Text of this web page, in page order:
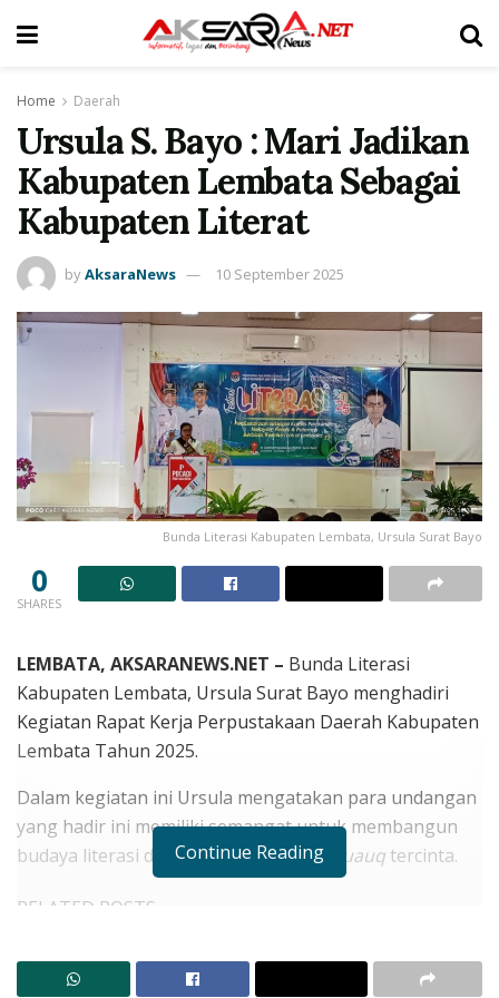
Home Daerah
Ursula S. Bayo : Mari Jadikan
Kabupaten Lembata Sebagai
Kabupaten Literat
byAksaraNews 10 September 2025
Bunda Literasi Kabupaten Lembata, Ursula Surat Bayo
0
SHARES
LEMBATA, AKSARANEWS.NET – Bunda Literasi
Kabupaten Lembata, Ursula Surat Bayo menghadiri
Kegiatan Rapat Kerja Perpustakaan Daerah Kabupaten
Lembata Tahun 2025.
Dalam kegiatan ini Ursula mengatakan para undangan
yang hadir ini memiliki semangat untuk membangun
budaya literasi di daerahLewotana / Leuauq tercinta.
RELATED POSTS
Target Layanan Cuci Darah Hadir Oktober, Bupati
Lembata Percepat Akses Kesehatan Masyarakat
Continue Reading